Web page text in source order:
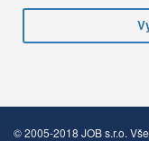
© 2005-2018 JOB s.r.o.